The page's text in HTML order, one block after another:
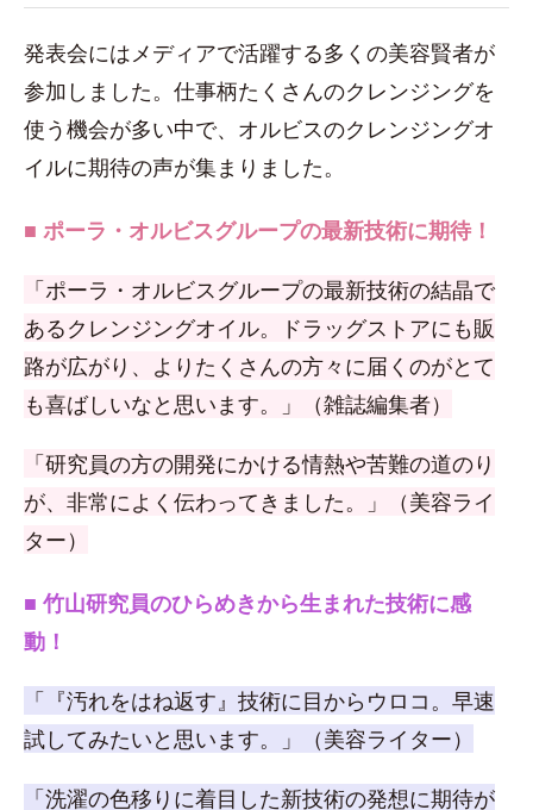
発表会にはメディアで活躍する多くの美容賢者が
参加しました。仕事柄たくさんのクレンジングを
使う機会が多い中で、オルビスのクレンジングオ
イルに期待の声が集まりました。
■ ポーラ・オルビスグループの最新技術に期待！
「ポーラ・オルビスグループの最新技術の結晶で
あるクレンジングオイル。ドラッグストアにも販
路が広がり、よりたくさんの方々に届くのがとて
も喜ばしいなと思います。」（雑誌編集者）
「研究員の方の開発にかける情熱や苦難の道のり
が、非常によく伝わってきました。」（美容ライ
ター）
■ 竹山研究員のひらめきから生まれた技術に感
動！
「『汚れをはね返す』技術に目からウロコ。早速
試してみたいと思います。」（美容ライター）
「洗濯の色移りに着目した新技術の発想に期待が